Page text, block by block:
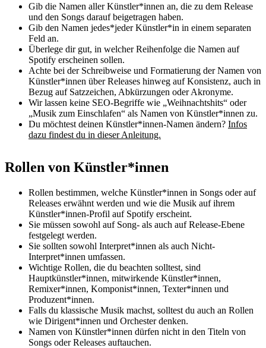
Gib die Namen aller Künstler*innen an, die zu dem Release
und den Songs darauf beigetragen haben.
Gib den Namen jedes*jeder Künstler*in in einem separaten
Feld an.
Überlege dir gut, in welcher Reihenfolge die Namen auf
Spotify erscheinen sollen.
Achte bei der Schreibweise und Formatierung der Namen von
Künstler*innen über Releases hinweg auf Konsistenz, auch in
Bezug auf Satzzeichen, Abkürzungen oder Akronyme.
Wir lassen keine SEO-Begriffe wie „Weihnachtshits“ oder
„Musik zum Einschlafen“ als Namen von Künstler*innen zu.
Du möchtest deinen Künstler*innen-Namen ändern? Infos
dazu findest du in dieser Anleitung.
Rollen von Künstler*innen
Rollen bestimmen, welche Künstler*innen in Songs oder auf
Releases erwähnt werden und wie die Musik auf ihrem
Künstler*innen-Profil auf Spotify erscheint.
Sie müssen sowohl auf Song- als auch auf Release-Ebene
festgelegt werden.
Sie sollten sowohl Interpret*innen als auch Nicht-
Interpret*innen umfassen.
Wichtige Rollen, die du beachten solltest, sind
Hauptkünstler*innen, mitwirkende Künstler*innen,
Remixer*innen, Komponist*innen, Texter*innen und
Produzent*innen.
Falls du klassische Musik machst, solltest du auch an Rollen
wie Dirigent*innen und Orchester denken.
Namen von Künstler*innen dürfen nicht in den Titeln von
Songs oder Releases auftauchen.